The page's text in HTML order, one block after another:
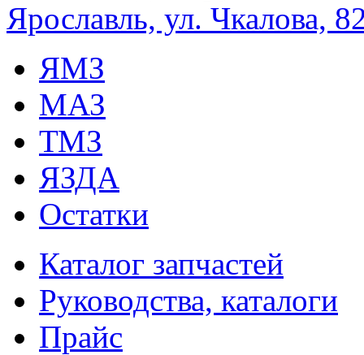
Ярославль, ул. Чкалова,
ЯМЗ
МАЗ
ТМЗ
ЯЗДА
Остатки
Каталог запчастей
Руководства, каталоги
Прайс